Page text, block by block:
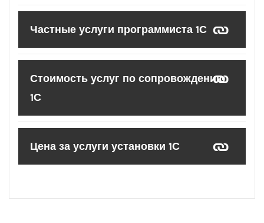
Частные услуги программиста 1С
Стоимость услуг по сопровождению
1С
Цена за услуги установки 1С